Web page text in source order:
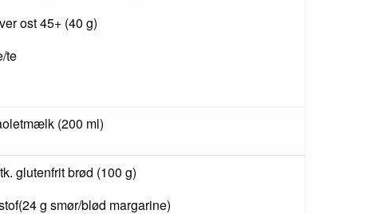
ost 45+ (40 g)
te
(200 ml)
glutenfrit brød (100 g)
g smør/blød margarine)